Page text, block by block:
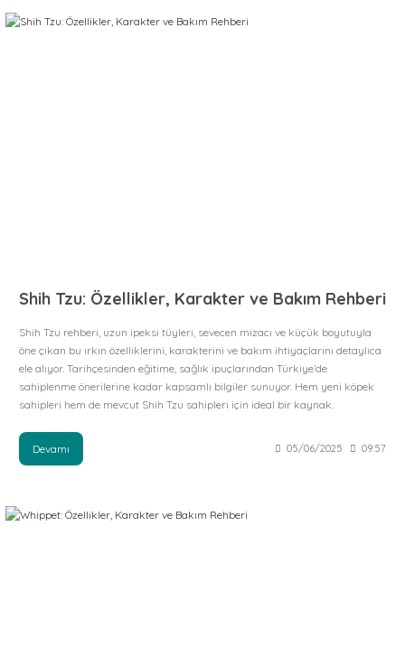
Shih Tzu: Özellikler, Karakter ve Bakım Rehberi
Shih Tzu rehberi, uzun ipeksi tüyleri, sevecen mizacı ve küçük boyutuyla
öne çıkan bu ırkın özelliklerini, karakterini ve bakım ihtiyaçlarını detaylıca
ele alıyor. Tarihçesinden eğitime, sağlık ipuçlarından Türkiye’de
sahiplenme önerilerine kadar kapsamlı bilgiler sunuyor. Hem yeni köpek
sahipleri hem de mevcut Shih Tzu sahipleri için ideal bir kaynak.
Devamı 05/06/2025 09:57